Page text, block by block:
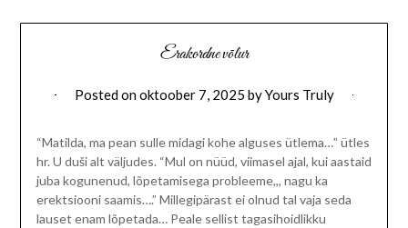
Erakordne võlur
Posted onoktoober 7, 2025 byYours Truly
“Matilda, ma pean sulle midagi kohe alguses ütlema…” ütles
hr. U duši alt väljudes. “Mul on nüüd, viimasel ajal, kui aastaid
juba kogunenud, lõpetamisega probleeme,,, nagu ka
erektsiooni saamis….” Millegipärast ei olnud tal vaja seda
lauset enam lõpetada… Peale sellist tagasihoidlikku